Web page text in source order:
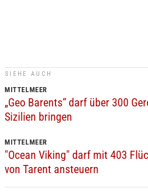
SIEHE AUCH
MITTELMEER
„Geo Barents“ darf über 300
Sizilien bringen
MITTELMEER
"Ocean Viking" darf mit 403
von Tarent ansteuern